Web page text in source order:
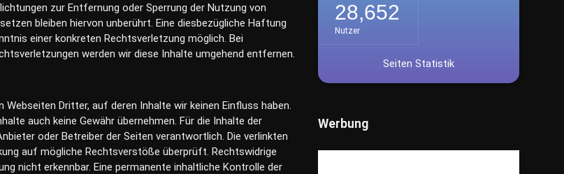
zur Entfernung oder Sperrung der Nutzung von
bleiben hiervon unberührt. Eine diesbezügliche Haftung
einer konkreten Rechtsverletzung möglich. Bei
werden wir diese Inhalte umgehend entfernen.
Dritter, auf deren Inhalte wir keinen Einfluss haben.
auch keine Gewähr übernehmen. Für die Inhalte der
oder Betreiber der Seiten verantwortlich. Die verlinkten
auf mögliche Rechtsverstöße überprüft. Rechtswidrige
nicht erkennbar. Eine permanente inhaltliche Kontrolle der
Seiten Statistik
28,652
Nutzer
Werbung